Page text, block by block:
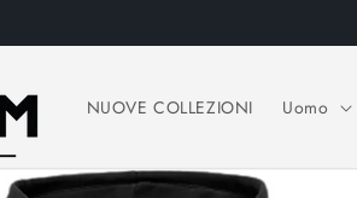
NUOVE COLLEZIONI Uomo